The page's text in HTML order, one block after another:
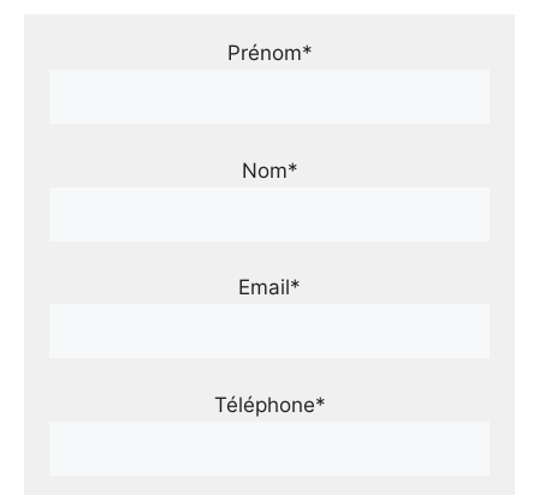
Prénom*
Nom*
Email*
Téléphone*